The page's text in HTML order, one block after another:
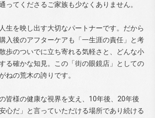
ってくださるご家族も少なくありません。
生を映し出す大切なパートナーです。だから
入後のアフターケアも「一生涯の責任」と考
歩のついでに立ち寄れる気軽さと、どんな小
る確かな知見。この「街の眼鏡店」としての
ねの荒木の誇りです。
皆様の健康な視界を支え、10年後、20年後
心だ」と言っていただける場所であり続ける